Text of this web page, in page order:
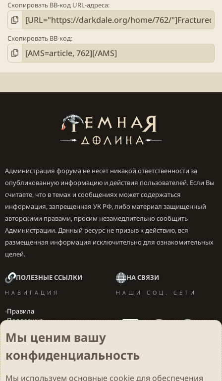
оружия, доспехи из грубой и из выделанной кожи, а
так же шлемы из голов животных и ожерелья из
клыков:
Например мы хотим сделать кожаный доспех, для
этого нам нужно собрать волокно, смотать в
льняную нить. Найти и убить волка или лису, собрать
Скопировать BB-код URL-адреса
Скопировать BB-код
Администрация форума не несет никакой ответственности за
опубликованную информацию и действия пользователей. Если Вы
считаете, что в темах и сообщениях может содержаться
информация, запрещенная УК РФ, либо материал защищенный
авторскими правами, просим незамедлительно сообщить
Администрации. Данный ресурс не призыв к действию, вся
размещенная информация исключительно для ознакомительных
целей.
ПОЛЕЗНЫЕ ССЫЛКИ
НАВИГАЦИЯ
Правила
Поддержка
Локализация игр
НА СВЯЗИ
НАШИ СОЦ. СЕТИ
Мы ценим вашу
конфиденциальность
Мы используем основные cookieдля обеспечения